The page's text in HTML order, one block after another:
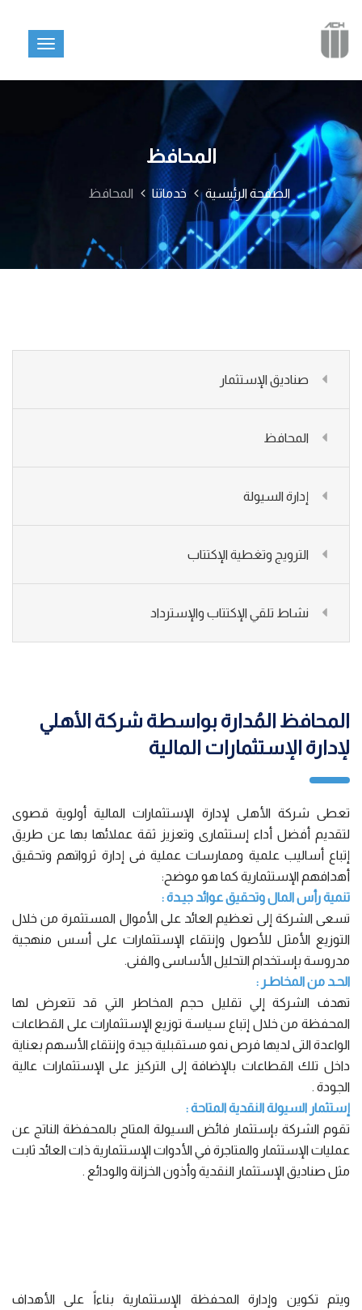
المحافظ
الصفحة الرئيسية خدماتنا المحافظ
صناديق الإستثمار
المحافظ
إدارة السيولة
الترويج وتغطية الإكتتاب
نشاط تلقي الإكتتاب والإسترداد
المحافظ المُدارة بواسطة شركة الأهلي
لإدارة الإستثمارات المالية
تعطى شركة الأهلى لإدارة الإستثمارات المالية أولوية قصوى
لتقديم أفضل أداء إستثمارى وتعزيز ثقة عملائها بها عن طريق
إتباع أساليب علمية وممارسات عملية فى إدارة ثرواتهم وتحقيق
أهدافهم الإستثمارية كما هو موضح:
تنمية رأس المال وتحقيق عوائد جيـدة :
تسعى الشركة إلى تعظيم العائد على الأموال المستثمرة من خلال
التوزيع الأمثل للأصول وإنتقاء الإستثمارات على أسس منهجية
مدروسة بإستخدام التحليل الأساسى والفنى.
الحـد من المخاطـر :
تهدف الشركة إلي تقليل حجم المخاطر التي قد تتعرض لها
المحفظة من خلال إتباع سياسة توزيع الإستثمارات على القطاعات
الواعدة التى لديها فرص نمو مستقبلية جيدة وإنتقاء الأسهم بعناية
داخل تلك القطاعات بالإضافة إلى التركيز على الإستثمارات عالية
الجودة .
إستثمار السيولة النقدية المتاحة :
تقوم الشركة بإستثمار فائض السيولة المتاح بالمحفظة الناتج عن
عمليات الإستثمار والمتاجرة في الأدوات الإستثمارية ذات العائد ثابت
مثل صناديق الإستثمار النقدية وأذون الخزانة والودائع .
ويتم تكوين وإدارة المحفظة الإستثمارية بناءاً على الأهداف